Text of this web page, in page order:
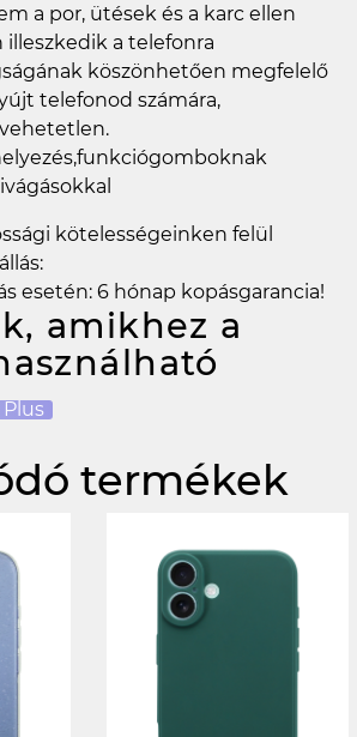
a por, ütések és a karc ellen
illeszkedik a telefonra
köszönhetően megfelelő
telefonod számára,
kötelességeinken felül
esetén: 6 hónap kopásgarancia!
amikhez a
termékek